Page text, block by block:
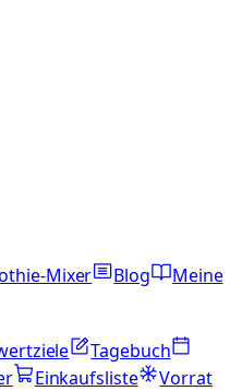
Mixer Blog
Meine
Tagebuch
Einkaufsliste
Vorrat